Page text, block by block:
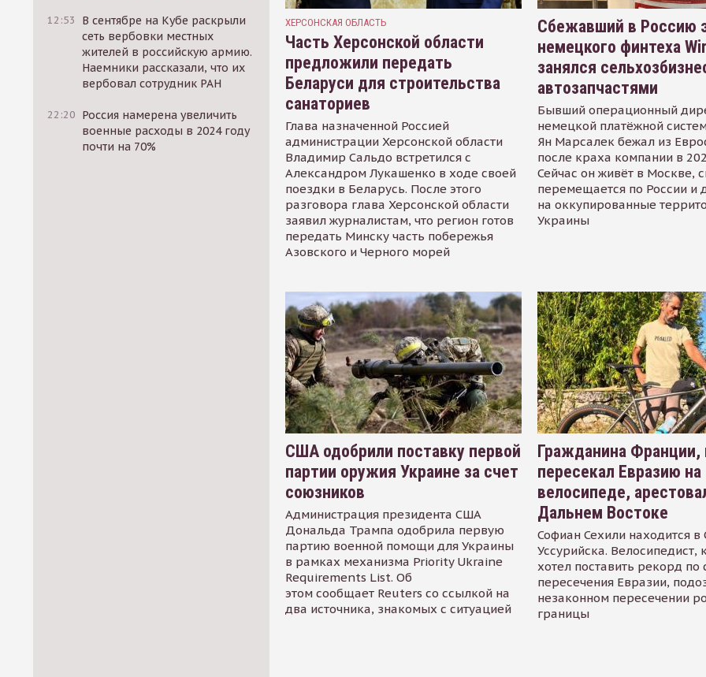
12:53
В сентябре на Кубе раскрыли
сеть вербовки местных
жителей в российскую армию.
Наемники рассказали, что их
вербовал сотрудник РАН
22:20 Россия намерена увеличить
военные расходы в 2024 году
почти на 70%
ХЕРСОНСКАЯ ОБЛАСТЬ
Часть Херсонской области
предложили передать
Беларуси для строительства
санаториев
Глава назначенной Россией
администрации Херсонской области
Владимир Сальдо встретился с
Александром Лукашенко в ходе своей
поездки в Беларусь. После этого
разговора глава Херсонской области
заявил журналистам, что регион готов
передать Минску часть побережья
Азовского и Черного морей
Сбежавший в Россию
немецкого финтеха
занялся
автозапчастями
Бывший операционный
немецкой платёжной
Ян Марсалек бежал из
после краха компании в
Сейчас он живёт в Москве,
перемещается по России и
на оккупированные
Украины
США одобрили поставку первой
партии оружия Украине за счет
союзников
Администрация президента США
Дональда Трампа одобрила первую
партию военной помощи для Украины
в рамках механизма Priority Ukraine
Requirements List. Об
этом сообщает Reuters со ссылкой на
два источника, знакомых с ситуацией
Гражданина Франции,
пересекал Евразию на
велосипеде,
Дальнем Востоке
Софиан Сехили находится
Уссурийска. Велосипедист,
хотел поставить рекорд по
пересечения Евразии,
незаконном пересечении
границы